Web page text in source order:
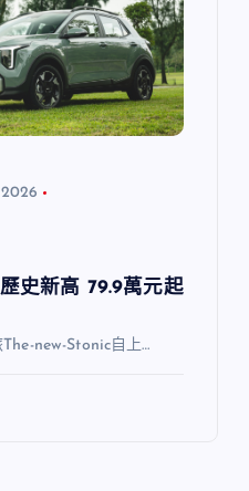
史新高 79.9萬元起
new-Stonic自上…